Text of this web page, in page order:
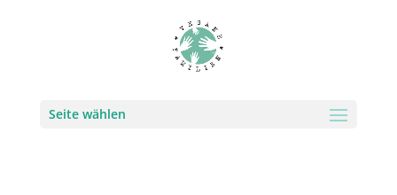
Seite wählen